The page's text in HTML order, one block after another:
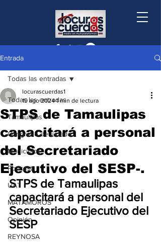
Entrada
Todas las entradas
Tamaulipas
Congreso de Estado
Municipios
Podcast
UAT
MATAMOROS
Opinión
REYNOSA
Todas las entradas
STPS de Tamaulipas
capacitará a personal
del Secretariado
Ejecutivo del SESP-.
locurascuerdas1
19 ago 2024 1 min de lectura
STPS de Tamaulipas
capacitará a personal del
Secretariado Ejecutivo del
SESP